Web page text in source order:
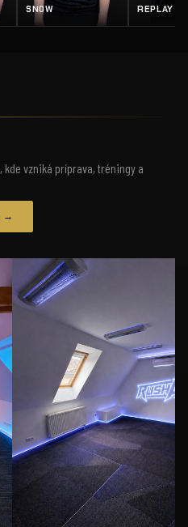
SN0W REPLAY
vzniká príprava, tréningy a
→